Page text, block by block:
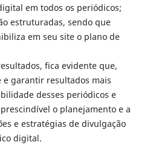
em todos os periódicos;
estruturadas, sendo que
em seu site o plano de
fica evidente que,
garantir resultados mais
desses periódicos e
o planejamento e a
e estratégias de divulgação
digital.